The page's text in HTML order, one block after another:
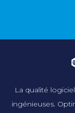
La qualité
ingénieuses.